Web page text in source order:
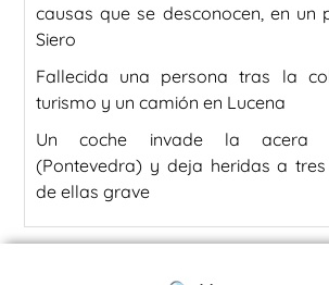
causas que se desconocen, en un
Siero
Fallecida una persona tras la
turismo y un camión en Lucena
Un coche invade la acera
(Pontevedra) y deja heridas a
de ellas grave